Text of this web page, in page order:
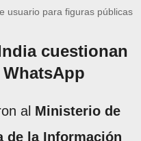
usuario para figuras públicas
cuestionan
al Ministerio de
de la Información